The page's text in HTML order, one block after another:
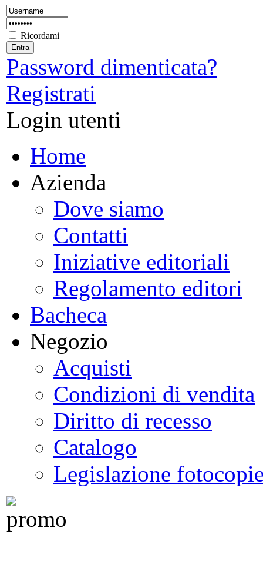
Ricordami
Password dimenticata?
Registrati
Login utenti
Home
Azienda
Dove siamo
Contatti
Iniziative editoriali
Regolamento editori
Bacheca
Negozio
Acquisti
Condizioni di vendita
Diritto di recesso
Catalogo
Legislazione